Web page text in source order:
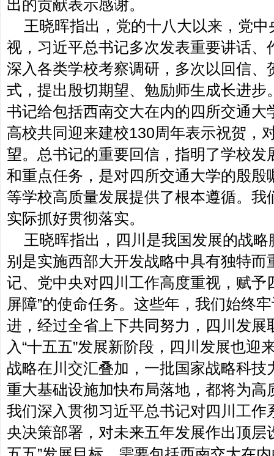
出的贡献表示感谢。
王晓晖指出，党的十八大以来，党
视，习近平总书记多次发表重要讲话、
深入各类学校考察调研，多次以回信、
式，提出殷切期望、勉励师生成长进步
书记给包括西南交大在内的四所交通大
高校共同迎来建校130周年表示祝贺，
望。总书记的重要回信，指明了学校发
和重点任务，是对四所交通大学的殷殷
等学校高质量发展提供了根本遵循。我
实际抓好贯彻落实。
王晓晖指出，四川是我国发展的战
别是实施西部大开发战略中具有独特而
记、党中央对四川工作高度重视，赋予
屏障”的使命任务。这些年，我们始终
进，经过全省上下共同努力，四川发展
入“十五五”发展新阶段，四川发展也迎
战略在川交汇叠加，一批国家战略科技
重大基础设施加快布局落地，都将为高
我们深入贯彻习近平总书记对四川工作
央决策部署，对未来五年发展作出顶层